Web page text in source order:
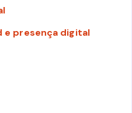
e presença digital